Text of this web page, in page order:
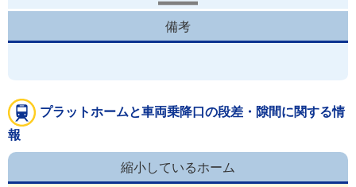
備考
プラットホームと車両乗降口の段差・隙間に関する情
報
縮小しているホーム